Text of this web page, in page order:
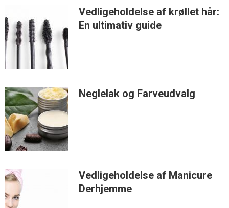
Vedligeholdelse af krøllet hår:
En ultimativ guide
Neglelak og Farveudvalg
Vedligeholdelse af Manicure
Derhjemme